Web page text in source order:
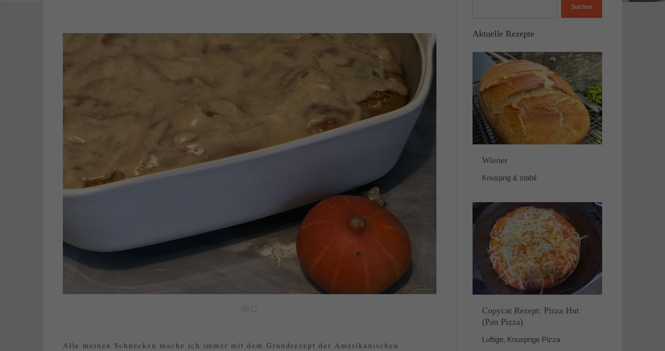
Zurück
Alle meinen Schnecken mache ich immer mit dem Grundrezept der Amerikanischen
Suchen
Aktuelle Rezepte
Wiener
Knusprig & stabil
Copycat Rezept: Pizza Hut
(Pan Pizza)
Luftige, Knusprige Pizza